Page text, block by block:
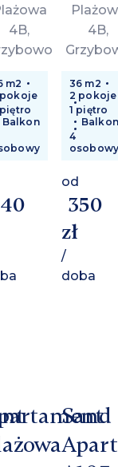
4B,
m2
Balkon
4B,
36 m2
2 pokoje
1 piętro
4
od
350
zł
/
doba
Sand